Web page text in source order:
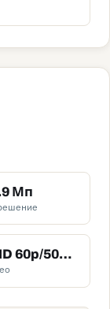
Мп
UHD 60p/50p/30p/25p/24p